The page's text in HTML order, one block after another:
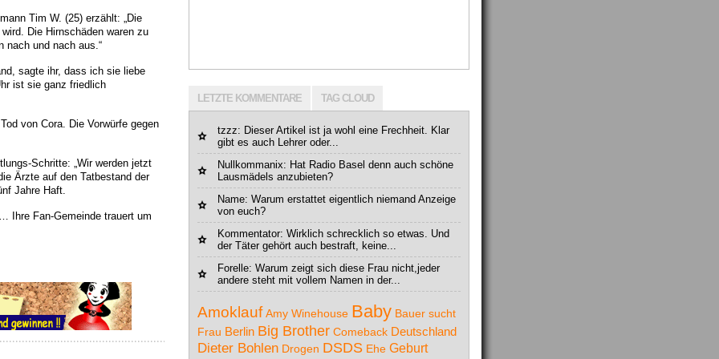
Tim W. (25) erzählt: „Die
Die Hirnschäden waren zu
nach und nach aus.“
sagte ihr, dass ich sie liebe
ist sie ganz friedlich
von Cora. Die Vorwürfe gegen
Schritte: „Wir werden jetzt
Ärzte auf den Tatbestand der
Jahre Haft.
Ihre Fan-Gemeinde trauert um
LETZTE KOMMENTARE TAG CLOUD
tzzz: Dieser Artikel ist ja wohl eine Frechheit. Klar
gibt es auch Lehrer oder...
Nullkommanix: Hat Radio Basel denn auch schöne
Lausmädels anzubieten?
Name: Warum erstattet eigentlich niemand Anzeige
von euch?
Kommentator: Wirklich schrecklich so etwas. Und
der Täter gehört auch bestraft, keine...
Forelle: Warum zeigt sich diese Frau nicht,jeder
andere steht mit vollem Namen in der...
Amoklauf Amy Winehouse Baby Bauer sucht
Frau Berlin Big Brother Comeback Deutschland
Dieter Bohlen Drogen DSDS Ehe Geburt